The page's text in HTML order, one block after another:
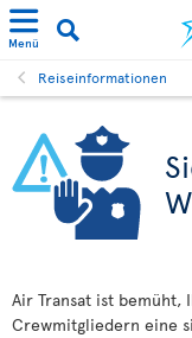
Menü
Reiseinformationen
Air Transat ist bemüht,
Crewmitgliedern eine